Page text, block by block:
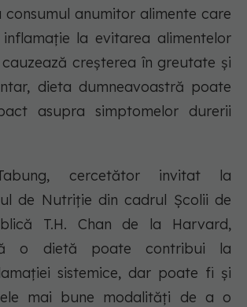
consumul anumitor alimente care
la evitarea alimentelor
creșterea în greutate și
dieta dumneavoastră poate
asupra simptomelor durerii
cercetător invitat la
de Nutriție din cadrul Școlii de
T.H. Chan de la Harvard,
o dietă poate contribui la
sistemice, dar poate fi și
mai bune modalități de a o